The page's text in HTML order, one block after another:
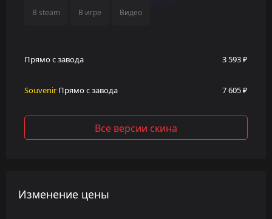
В steam В игре Видео
Прямо с завода 3 593 ₽
Souvenir Прямо с завода 7 605 ₽
Все версии скина
Изменение цены